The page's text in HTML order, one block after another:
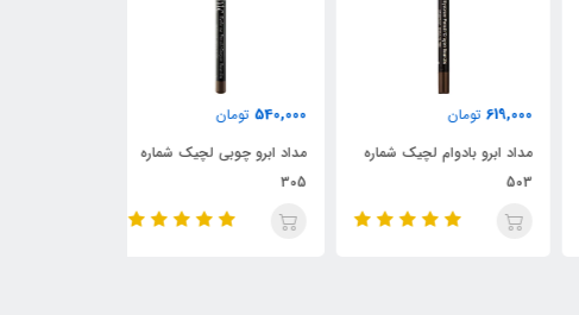
619,000 تومان
مداد ابرو بادوام لچیک شماره
503
540,000 تومان
مداد ابرو چوبی لچیک شماره
305